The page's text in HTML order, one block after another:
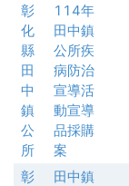
彰
化
縣
田
中
鎮
公
所
114年
田中鎮
公所疾
病防治
宣導活
動宣導
品採購
案
彰
田中鎮